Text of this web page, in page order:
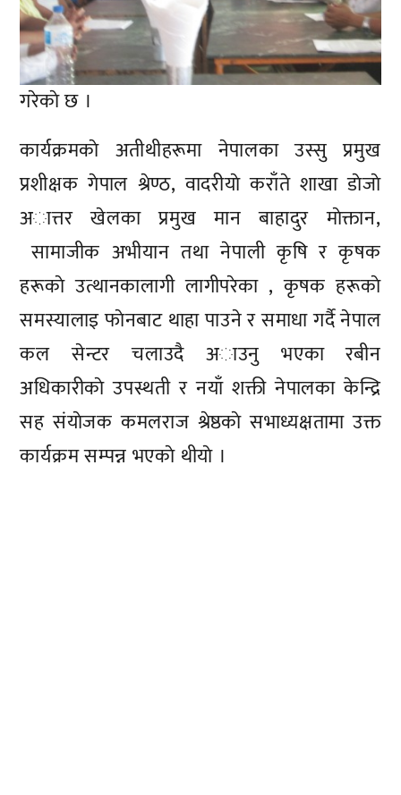
गरेकाे छ ।
कार्यक्रमकाे अतीथीहरूमा नेपालका उस्सु प्रमुख
प्रशीक्षक गेपाल श्रेण्ठ, वादरीयाे कराँते शाखा डाेजाे
अात्तर खेलका प्रमुख मान बाहादुर माेक्तान,
सामाजीक अभीयान तथा नेपाली कृषि र कृषक
हरूकाे उत्थानकालागी लागीपरेका , कृषक हरूकाे
समस्यालाइ फाेनबाट थाहा पाउने र समाधा गर्दै नेपाल
कल सेन्टर चलाउदै अाउनु भएका रबीन
अधिकारीकाे उपस्थती र नयाँ शक्ती नेपालका केन्द्रि
सह संयाेजक कमलराज श्रेष्ठकाे सभाध्यक्षतामा उक्त
कार्यक्रम सम्पन्न भएकाे थीयाे ।